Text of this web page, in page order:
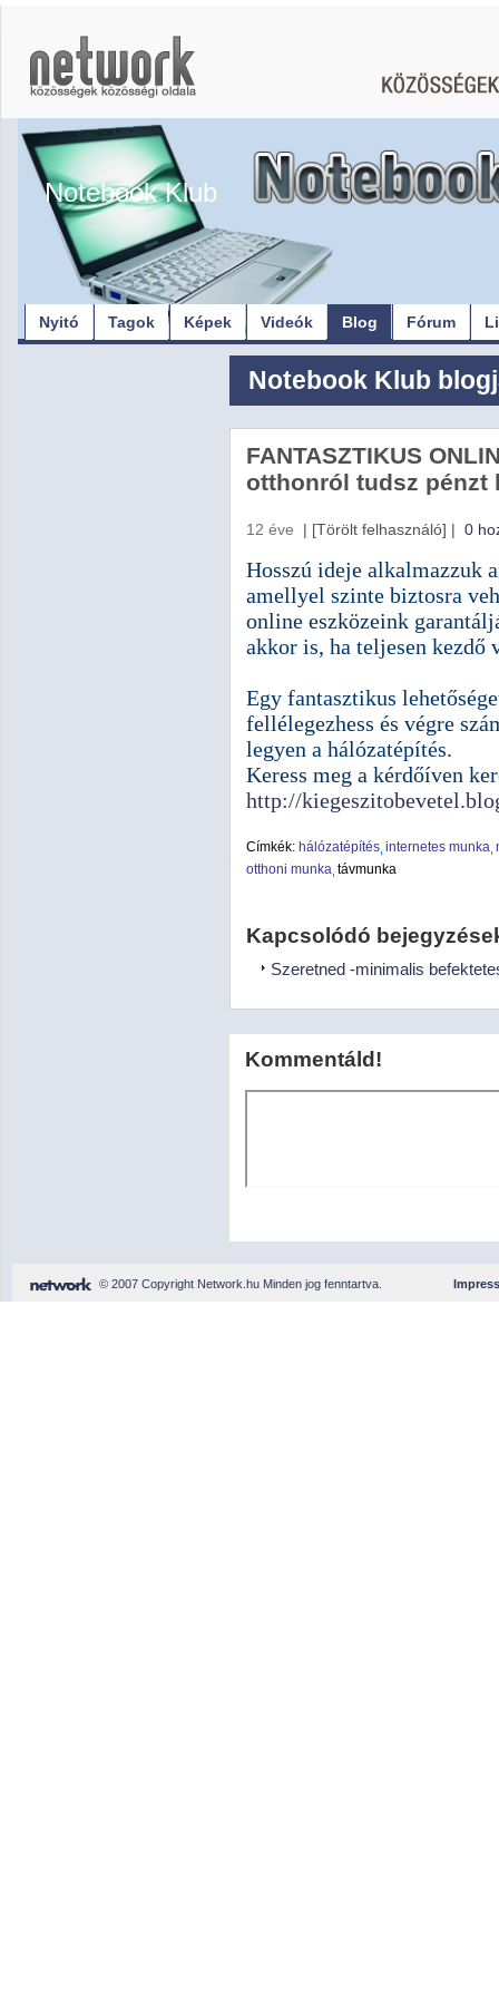
Notebook Klub
Nyitó Tagok Képek Videók Blog Fórum
Notebook Klub
FANTASZTIKUS
otthonról tudsz pénzt
12 éve | [Törölt felhasználó] | 0
Hosszú ideje alkalmazzuk
amellyel szinte biztosra
online eszközeink
akkor is, ha teljesen kezdő
Egy fantasztikus
fellélegezhess és végre
legyen a hálózatépítés.
Keress meg a kérdőíven
http://
Címkék: hálózatépítés internetes munka
otthoni munka távmunka
Kapcsolódó
Szeretned -minimalis
Kommentáld!
© 2007 Copyright Network.hu Minden jog fenntartva.